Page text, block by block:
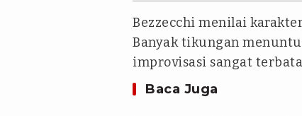
Bezzecchi menilai
Banyak tikungan
improvisasi sangat
Baca Juga